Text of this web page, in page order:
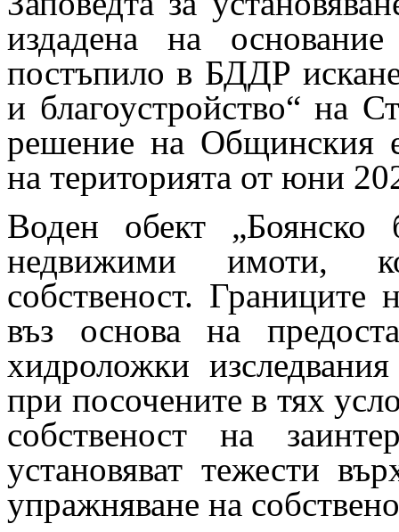
издадена на
постъпило в БДДР
и благоустройство“ на
решение на Общинския
на територията от юни
Воден обект „Боянско
недвижими имоти,
собственост. Границите
въз основа на
хидроложки
при посочените в тях
собственост на
установяват тежести
упражняване на